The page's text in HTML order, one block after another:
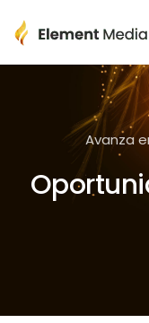
Avanza